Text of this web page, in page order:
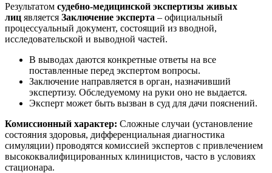
Результатом судебно-медицинской экспертизы живых
лиц является Заключение эксперта – официальный
процессуальный документ, состоящий из вводной,
исследовательской и выводной частей.
В выводах даются конкретные ответы на все
поставленные перед экспертом вопросы.
Заключение направляется в орган, назначивший
экспертизу. Обследуемому на руки оно не выдается.
Эксперт может быть вызван в суд для дачи пояснений.
Комиссионный характер: Сложные случаи (установление
состояния здоровья, дифференциальная диагностика
симуляции) проводятся комиссией экспертов с привлечением
высококвалифицированных клиницистов, часто в условиях
стационара.